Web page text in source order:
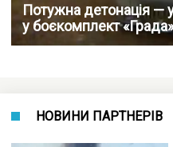
Потужна детонація —
у боєкомплект
НОВИНИ ПАРТНЕРІВ